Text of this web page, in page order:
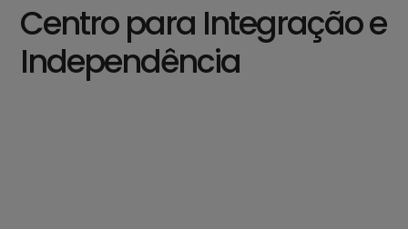
Centro para Integração e
Independência